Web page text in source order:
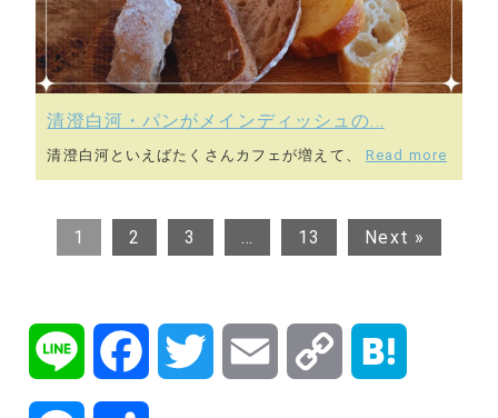
清澄白河・パンがメインディッシュの...
清澄白河といえばたくさんカフェが増えて、 Read more
1 2 3 13 Next »